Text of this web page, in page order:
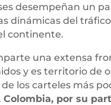
desempeñan un
dinámicas del
continente.
una extensa
y es territorio de
los carteles más
Colombia, por su